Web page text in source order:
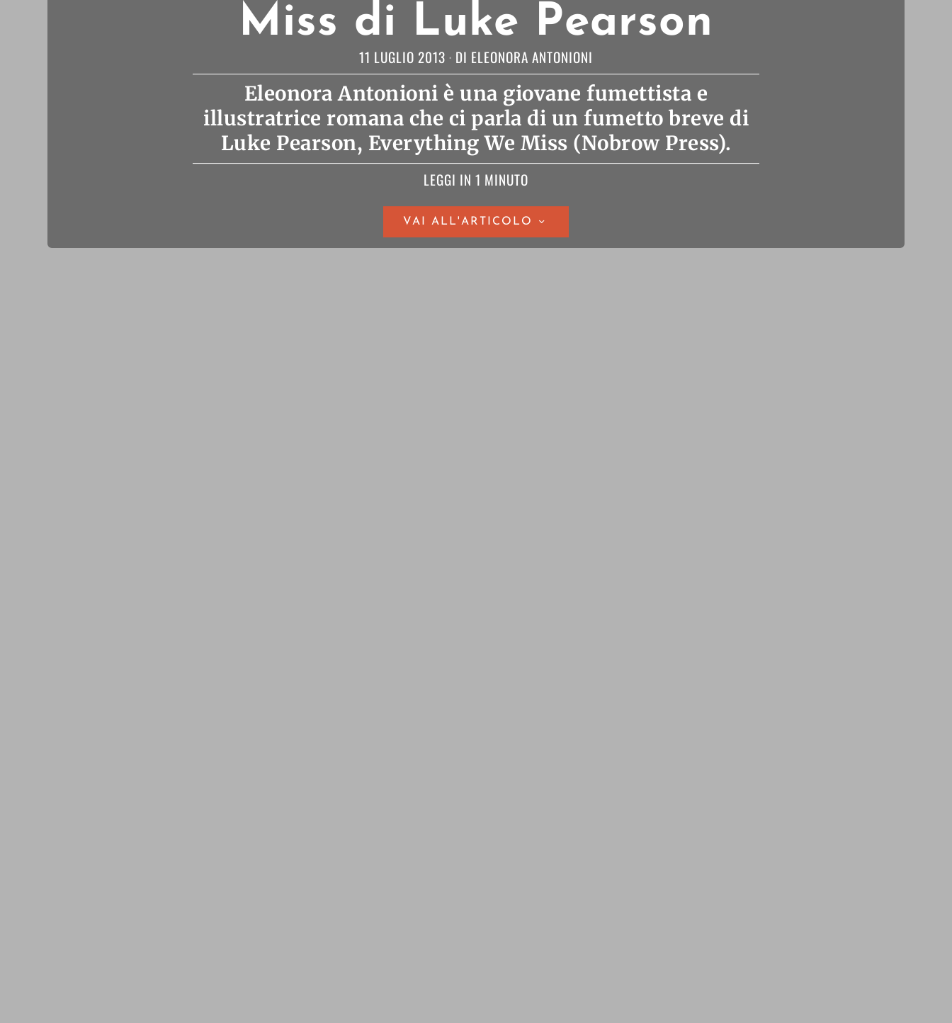
Miss di Luke Pearson
11 LUGLIO 2013 DI ELEONORA ANTONIONI
Eleonora Antonioni è una giovane fumettista e
illustratrice romana che ci parla di un fumetto breve di
Luke Pearson, Everything We Miss (Nobrow Press).
LEGGI IN 1 MINUTO
VAI ALL'ARTICOLO